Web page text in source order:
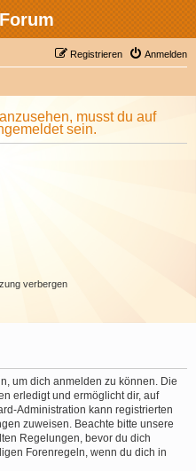
Anmelden
Registrieren
musst du auf
sein.
verbergen
um dich anmelden zu können. Die
erledigt und ermöglicht dir, auf
Administration kann registrierten
zuweisen. Beachte bitte unsere
Regelungen, bevor du dich
Forenregeln, wenn du dich in